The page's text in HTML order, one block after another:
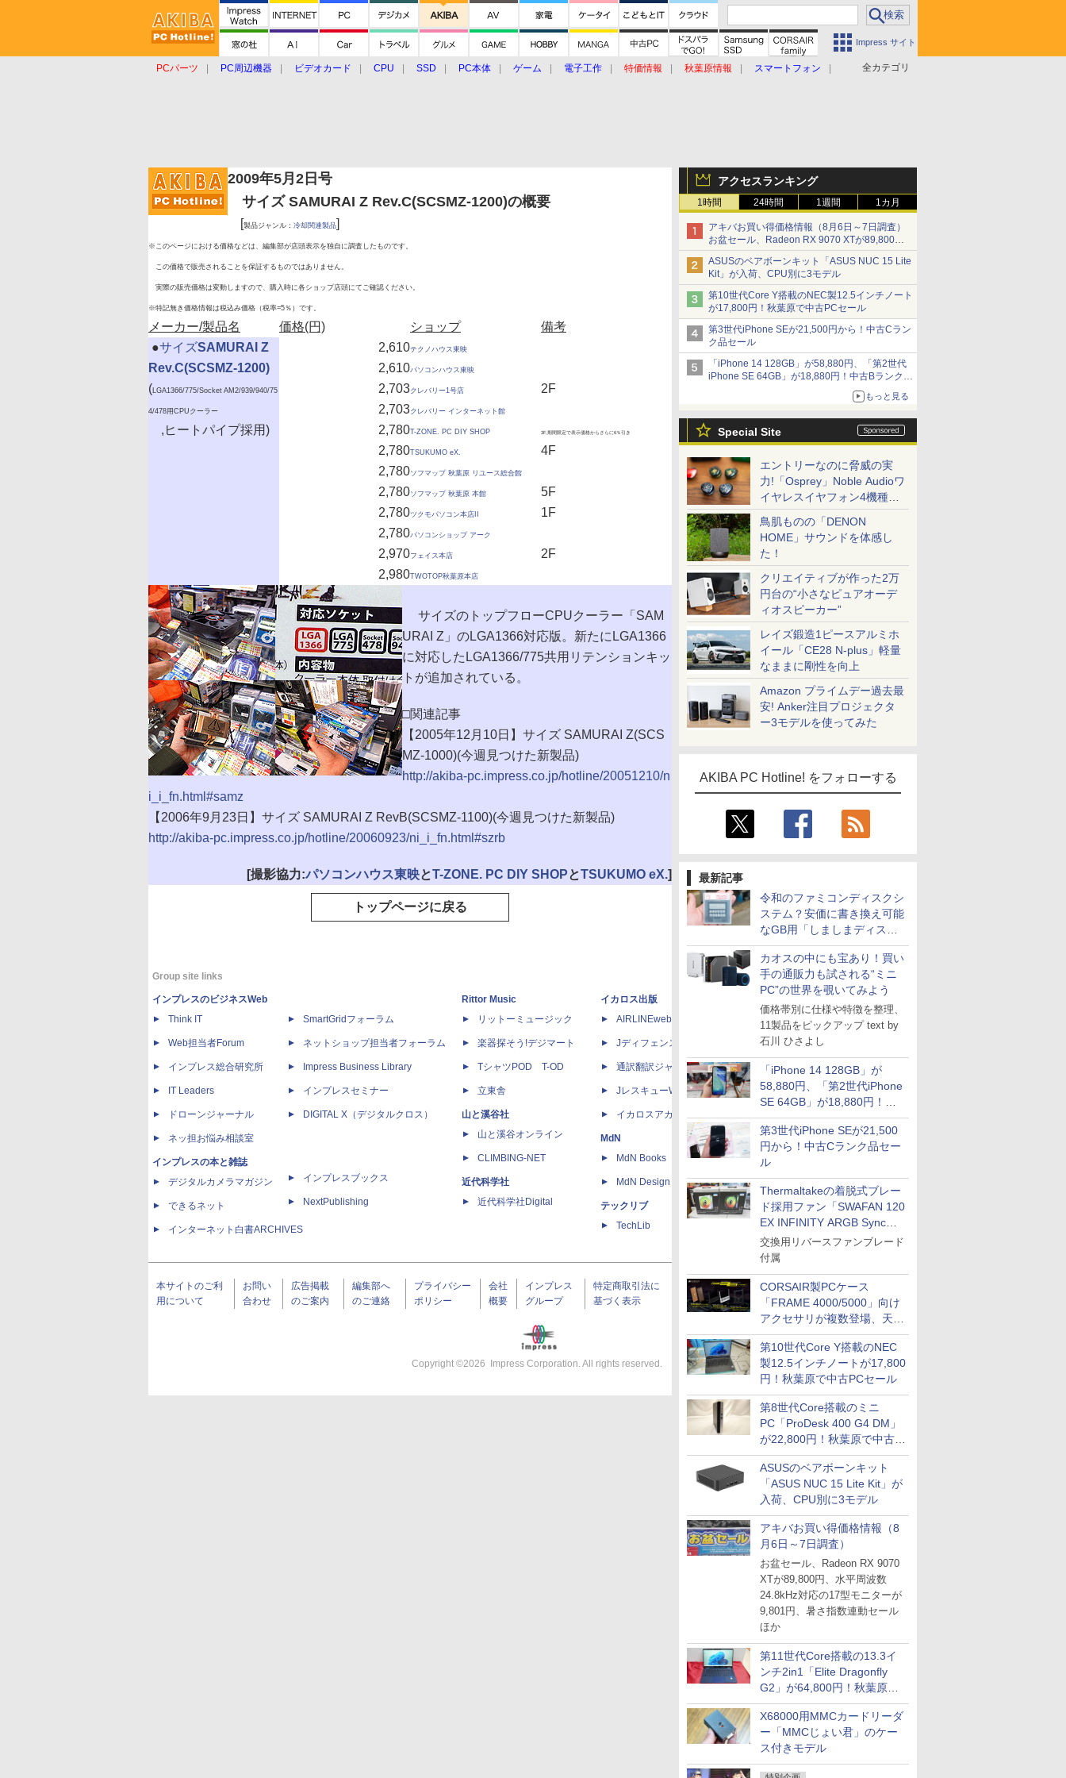
Impress サイト
全カテゴリ
PCパーツ PC周辺機器 ビデオカード CPU SSD PC本体 ゲーム 電子工作 特価情報 秋葉原情報
スマートフォン
アクセスランキング
1時間 24時間 1週間 1カ月
アキバお買い得価格情報（8月6日～7日調査）
お盆セール、Radeon RX 9070 XTが89,800
円、水平周波数24.8kHz対応の17型モニターが
9,801円、暑さ指数連動セール ほか
ASUSのベアボーンキット「ASUS NUC 15 Lite
Kit」が入荷、CPU別に3モデル
第10世代Core Y搭載のNEC製12.5インチノート
が17,800円！秋葉原で中古PCセール
第3世代iPhone SEが21,500円から！中古Cラン
ク品セール
「iPhone 14 128GB」が58,880円、「第2世代
iPhone SE 64GB」が18,880円！中古Bランク品
もっと見る
Special Site
エントリーなのに脅威の実
力!「Osprey」Noble Audioワ
イヤレスイヤフォン4機種を
一気に聴く
鳥肌ものの「DENON
HOME」サウンドを体感し
た！
クリエイティブが作った2万
円台の“小さなピュアオーデ
ィオスピーカー”
レイズ鍛造1ピースアルミホ
イール「CE28 N-plus」軽量
なままに剛性を向上
Amazon プライムデー過去最
安! Anker注目プロジェクタ
ー3モデルを使ってみた
AKIBA PC Hotline! をフォローする
最新記事
令和のファミコンディスクシ
ステム？安価に書き換え可能
なGB用「しましまディスク
システム」
カオスの中にも宝あり！買い
手の通販力も試される“ミニ
PC”の世界を覗いてみよう
価格帯別に仕様や特徴を整理、
11製品をピックアップ text by
石川 ひさよし
「iPhone 14 128GB」が
58,880円、「第2世代iPhone
SE 64GB」が18,880円！中
古Bランク品セール
第3世代iPhone SEが21,500
円から！中古Cランク品セー
ル
Thermaltakeの着脱式ブレー
ド採用ファン「SWAFAN 120
EX INFINITY ARGB Sync」
に単品パッケージ
交換用リバースファンブレード
付属
CORSAIR製PCケース
「FRAME 4000/5000」向け
アクセサリが複数登場、天然
木製パネルや背面コネクタ対
応トレイなど
第10世代Core Y搭載のNEC
製12.5インチノートが17,800
円！秋葉原で中古PCセール
第8世代Core搭載のミニ
PC「ProDesk 400 G4 DM」
が22,800円！秋葉原で中古
PCセール
ASUSのベアボーンキット
「ASUS NUC 15 Lite Kit」が
入荷、CPU別に3モデル
アキバお買い得価格情報（8
月6日～7日調査）
お盆セール、Radeon RX 9070
XTが89,800円、水平周波数
24.8kHz対応の17型モニターが
9,801円、暑さ指数連動セール
ほか
第11世代Core搭載の13.3イ
ンチ2in1「Elite Dragonfly
G2」が64,800円！秋葉原で
中古PCセール
X68000用MMCカードリーダ
ー「MMCじょい君」のケー
ス付きモデル
2009年5月2日号
サイズ SAMURAI Z Rev.C(SCSMZ-1200)の概要
[製品ジャンル： 冷却関連製品]
※このページにおける価格などは、編集部が店頭表示を独自に調査したものです。
この価格で販売されることを保証するものではありません。
実際の販売価格は変動しますので、購入時に各ショップ店頭にてご確認ください。
※特記無き価格情報は税込み価格（税率=5％）です。
メーカー/製品名 価格(円) ショップ
備考
●サイズSAMURAI Z
Rev.C(SCSMZ-1200)
(LGA1366/775/Socket AM2/939/940/75
4/478用CPUクーラー
,ヒートパイプ採用)
2,610テクノハウス東映
2,610パソコンハウス東映
2,703クレバリー1号店
2F
2,703クレバリー インターネット館
2,780T-ZONE. PC DIY SHOP 3F,期間限定で表示価格からさらに6％引き
2,780TSUKUMO eX.
4F
2,780ソフマップ 秋葉原 リユース総合館
2,780ソフマップ 秋葉原 本館
5F
2,780ツクモパソコン本店II
1F
2,780パソコンショップ アーク
2,970フェイス本店
2F
2,980TWOTOP秋葉原本店
サイズのトップフローCPUクーラー「SAM
URAI Z」のLGA1366対応版。新たにLGA1366
に対応したLGA1366/775共用リテンションキッ
トが追加されている。
□関連記事
【2005年12月10日】サイズ SAMURAI Z(SCS
MZ-1000)(今週見つけた新製品)
http://akiba-pc.impress.co.jp/hotline/20051210/n
i_i_fn.html#samz
【2006年9月23日】サイズ SAMURAI Z RevB(SCSMZ-1100)(今週見つけた新製品)
http://akiba-pc.impress.co.jp/hotline/20060923/ni_i_fn.html#szrb
[撮影協力:パソコンハウス東映とT-ZONE. PC DIY SHOPとTSUKUMO eX.]
トップページに戻る
Group site links
インプレスのビジネスWeb
Think IT
Web担当者Forum
インプレス総合研究所
IT Leaders
ドローンジャーナル
ネッ担お悩み相談室
インプレスの本と雑誌
デジタルカメラマガジン
できるネット
インターネット白書ARCHIVES
SmartGridフォーラム
ネットショップ担当者フォーラム
Impress Business Library
インプレスセミナー
DIGITAL X（デジタルクロス）
インプレスブックス
NextPublishing
Rittor Music
リットーミュージック
楽器探そう!デジマート
TシャツPOD T-OD
立東舎
山と溪谷社
山と溪谷オンライン
CLIMBING-NET
近代科学社
近代科学社Digital
イカロス出版
AIRLINEweb
Jディフェンスニュース
通訳翻訳ジャーナル
JレスキューWeb
イカロスアカデミー
MdN
MdN Books
MdN Design Interactive
テックリブ
TechLib
天海社
Comic curea
impress QuickBooks
PUBFUN
パブファンセルフ
IPGネットワーク
TシャツPOD pTa.shop
カスタム写真集POD fabli
Impress Group Publication Informa
tion
本サイトのご利
用について
お問い
合わせ
広告掲載
のご案内
編集部へ
のご連絡
プライバシー
ポリシー
会社
概要
インプレス
グループ
特定商取引法に
基づく表示
Copyright ©2026 Impress Corporation. All rights reserved.